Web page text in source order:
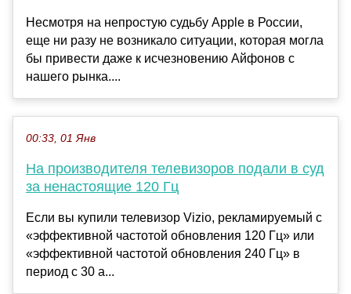
Несмотря на непростую судьбу Apple в России,
еще ни разу не возникало ситуации, которая могла
бы привести даже к исчезновению Айфонов с
нашего рынка....
00:33, 01 Янв
На производителя телевизоров подали в суд
за ненастоящие 120 Гц
Если вы купили телевизор Vizio, рекламируемый с
«эффективной частотой обновления 120 Гц» или
«эффективной частотой обновления 240 Гц» в
период с 30 а...